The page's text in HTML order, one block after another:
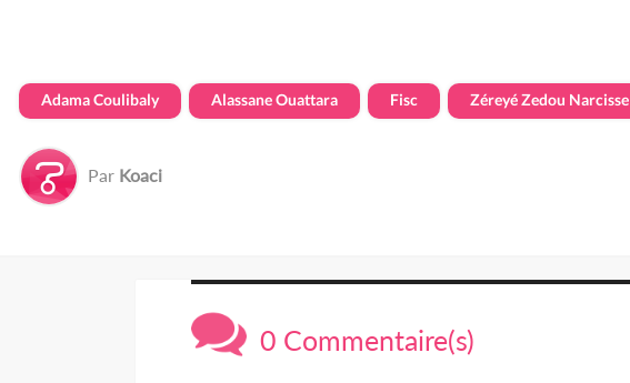
Adama Coulibaly Alassane Ouattara Fisc Zéreyé Zedou Narcisse
Par Koaci
0 Commentaire(s)